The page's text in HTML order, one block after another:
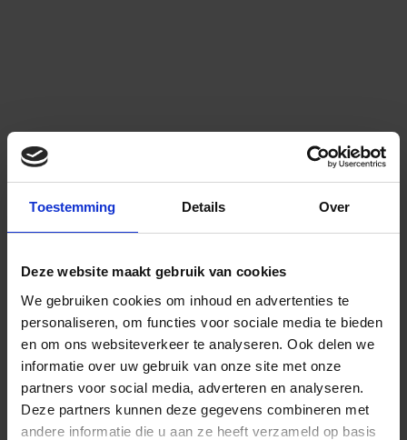
Toestemming Details Over
Deze website maakt gebruik van cookies
We gebruiken cookies om inhoud en advertenties te
personaliseren, om functies voor sociale media te bieden
en om ons websiteverkeer te analyseren. Ook delen we
informatie over uw gebruik van onze site met onze
partners voor social media, adverteren en analyseren.
Deze partners kunnen deze gegevens combineren met
andere informatie die u aan ze heeft verzameld op basis